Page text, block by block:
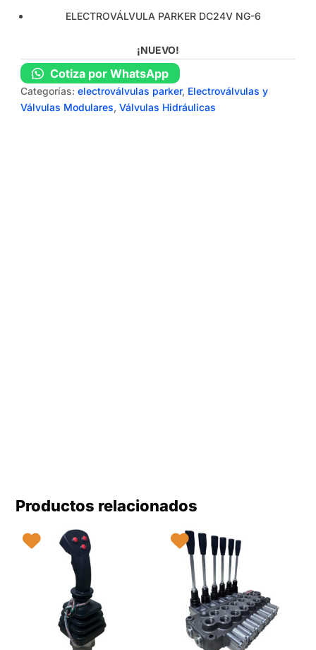
ELECTROVÁLVULA PARKER DC24V NG-6
¡NUEVO!
Cotiza por WhatsApp
Categorías:electroválvulas parker, Electroválvulas y
Válvulas Modulares,Válvulas Hidráulicas
Productos relacionados